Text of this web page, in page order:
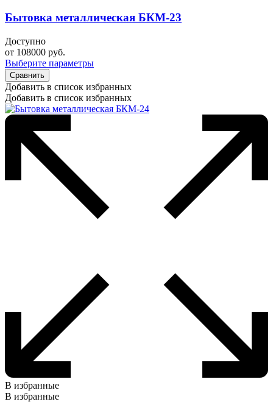
Бытовка металлическая БКМ-23
Доступно
от 108000 руб.
Выберите параметры
Сравнить
Добавить в список избранных
Добавить в список избранных
В избранные
В избранные